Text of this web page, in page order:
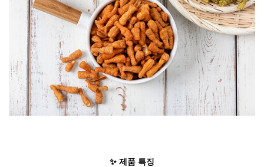
✨ 제품 특징